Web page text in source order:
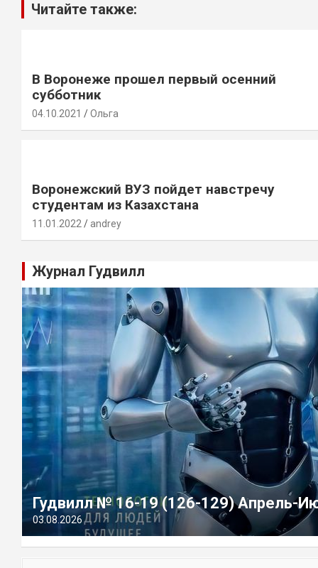
Читайте также:
В Воронеже прошел первый осенний
субботник
04.10.2021 Ольга
Воронежский ВУЗ пойдет навстречу
студентам из Казахстана
11.01.2022 andrey
Журнал Гудвилл
Гудвилл № 16-19 (126-129) Апрель-
03.08.2026